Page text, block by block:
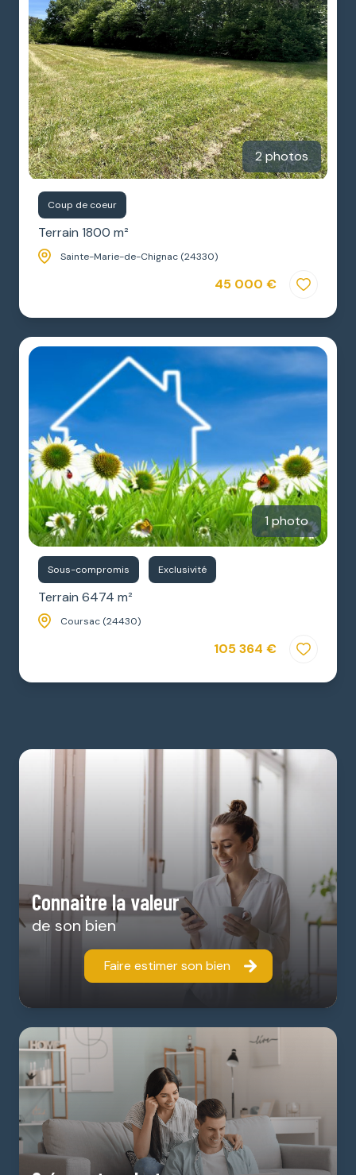
2 photos
Coup de coeur
Terrain 1800 m²
Sainte-Marie-de-Chignac (24330)
45 000 €
1 photo
Sous-compromis Exclusivité
Terrain 6474 m²
Coursac (24430)
105 364 €
Affiner par ville
Coursac
Connaitre la valeur
de son bien
Faire estimer son bien